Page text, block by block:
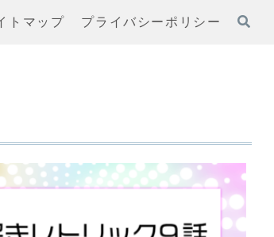
トマップ プライバシーポリシー